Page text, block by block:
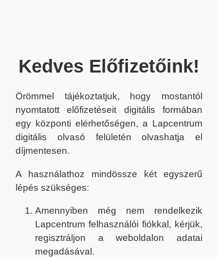
Kedves Előfizetőink!
Örömmel tájékoztatjuk, hogy mostantól
nyomtatott előfizetéseit digitális formában
egy központi elérhetőségen, a Lapcentrum
digitális olvasó felületén olvashatja el
díjmentesen.
A használathoz mindössze két egyszerű
lépés szükséges:
Amennyiben még nem rendelkezik
Lapcentrum felhasználói fiókkal, kérjük,
regisztráljon a weboldalon adatai
megadásával.